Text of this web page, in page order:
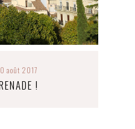
août 2017
!